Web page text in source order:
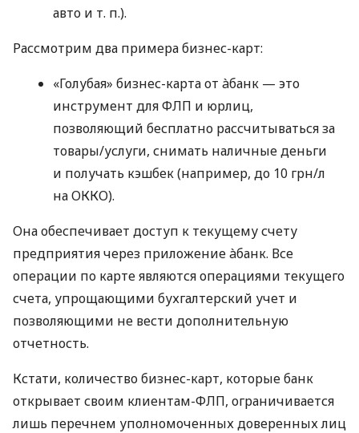
авто и т. п.).
Рассмотрим два примера бизнес-карт:
«Голубая» бизнес-карта от àбанк — это
инструмент для ФЛП и юрлиц,
позволяющий бесплатно рассчитываться за
товары/услуги, снимать наличные деньги
и получать кэшбек (например, до 10 грн/л
на ОККО).
Она обеспечивает доступ к текущему счету
предприятия через приложение àбанк. Все
операции по карте являются операциями текущего
счета, упрощающими бухгалтерский учет и
позволяющими не вести дополнительную
отчетность.
Кстати, количество бизнес-карт, которые банк
открывает своим клиентам-ФЛП, ограничивается
лишь перечнем уполномоченных доверенных лиц